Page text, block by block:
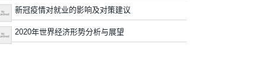
新冠疫情对就业的影响及对策建议
2020年世界经济形势分析与展望